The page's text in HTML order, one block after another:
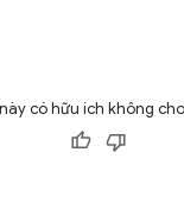
có hữu ích không